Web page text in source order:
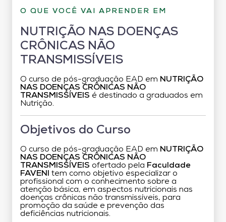
O QUE VOCÊ VAI APRENDER EM
NUTRIÇÃO NAS DOENÇAS
CRÔNICAS NÃO
TRANSMISSÍVEIS
O curso de pós-graduação EAD em NUTRIÇÃO
NAS DOENÇAS CRÔNICAS NÃO
TRANSMISSÍVEIS é destinado a graduados em
Nutrição.
Objetivos do Curso
O curso de pós-graduação EAD em NUTRIÇÃO
NAS DOENÇAS CRÔNICAS NÃO
TRANSMISSÍVEIS ofertado pela Faculdade
FAVENI
tem como objetivo especializar o
profissional com o conhecimento sobre a
atenção básica, em aspectos nutricionais nas
doenças crônicas não transmissíveis, para
promoção da saúde e prevenção das
deficiências nutricionais.